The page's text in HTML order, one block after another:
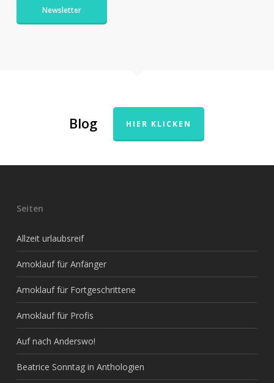
Newsletter
Blog HIER KLICKEN
Seiten
Allzeit urlaubsreif
Amoklauf für Anfänger
Amoklauf für Fortgeschrittene
Amoklauf für Profis
Auf nach Anderswo!
Beatrice Sonntag in Anthologien